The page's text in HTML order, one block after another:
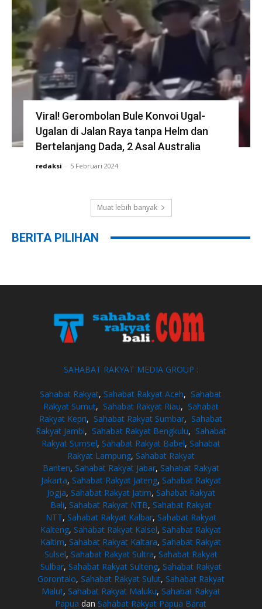
Viral! Gerombolan Bule Konvoi Ugal-
Ugalan di Jalan Raya tanpa Helm dan
Bertelanjang Dada, 2 Asal Australia
redaksi - 5 Februari 2024
Muat lebih banyak
BERITA PILIHAN
SAHABAT RAKYAT MEDIA GROUP :
Sahabat Rakyat, Sahabat Rakyat Aceh, Sahabat
Rakyat Sumut, Sahabat Rakyat Riau, Sahabat
Rakyat Kepri, Sahabat Rakyat Sumbar, Sahabat
Rakyat Jambi, Sahabat Rakyat Bengkulu, Sahabat
Rakyat Sumsel, Sahabat Rakyat Babel, Sahabat
Rakyat Lampung, Sahabat Rakyat
Banten, Sahabat Rakyat Jabar, Sahabat Rakyat
Jakarta, Sahabat Rakyat Jateng, Sahabat Rakyat
Jogja, Sahabat Rakyat Jatim, Sahabat Rakyat
Bali, Sahabat Rakyat NTB, Sahabat Rakyat
NTT, Sahabat Rakyat Kalbar, Sahabat Rakyat
Kalteng, Sahabat Rakyat Kalsel, Sahabat Rakyat
Kaltim, Sahabat Rakyat Kaltara, Sahabat Rakyat
Sulsel, Sahabat Rakyat Sultra, Sahabat Rakyat
Sulbar, Sahabat Rakyat Sulteng, Sahabat Rakyat
Gorontalo, Sahabat Rakyat Sulut, Sahabat Rakyat
Malut, Sahabat Rakyat Maluku, Sahabat Rakyat
Papua dan Sahabat Rakyat Papua Barat